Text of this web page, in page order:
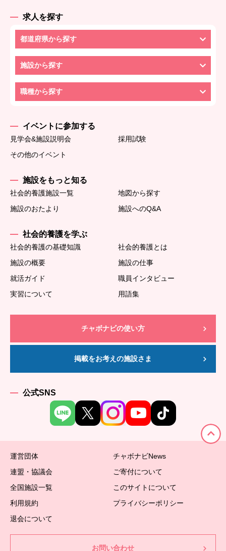
求人を探す
都道府県から探す
施設から探す
職種から探す
イベントに参加する
見学会&施設説明会
採用試験
その他のイベント
施設をもっと知る
社会的養護施設一覧
地図から探す
施設のおたより
施設へのQ&A
社会的養護を学ぶ
社会的養護の基礎知識
社会的養護とは
施設の概要
施設の仕事
就活ガイド
職員インタビュー
実習について
用語集
チャボナビの使い方
掲載をお考えの施設さま
公式SNS
運営団体
チャボナビNews
連盟・協議会
ご寄付について
全国施設一覧
このサイトについて
利用規約
プライバシーポリシー
退会について
お問い合わせ